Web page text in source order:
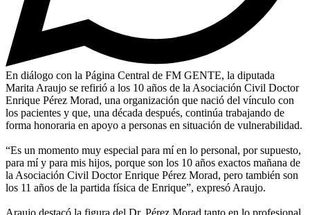
En diálogo con la Página Central de FM GENTE, la diputada
Marita Araujo se refirió a los 10 años de la Asociación Civil Doctor
Enrique Pérez Morad, una organización que nació del vínculo con
los pacientes y que, una década después, continúa trabajando de
forma honoraria en apoyo a personas en situación de vulnerabilidad.
“Es un momento muy especial para mí en lo personal, por supuesto,
para mí y para mis hijos, porque son los 10 años exactos mañana de
la Asociación Civil Doctor Enrique Pérez Morad, pero también son
los 11 años de la partida física de Enrique”, expresó Araujo.
Araujo destacó la figura del Dr. Pérez Morad tanto en lo profesional